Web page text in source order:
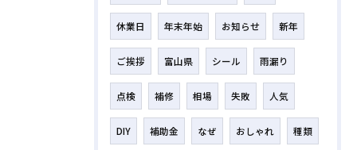
休業日 年末年始 お知らせ 新年
ご挨拶 富山県 シール 雨漏り
点検 補修 相場 失敗 人気
DIY 補助金 なぜ おしゃれ 種類